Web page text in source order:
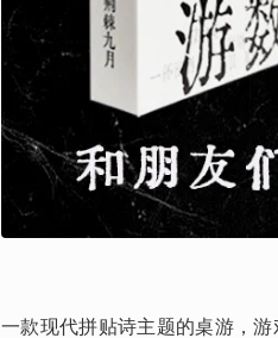
一款现代拼贴诗主题的桌游，